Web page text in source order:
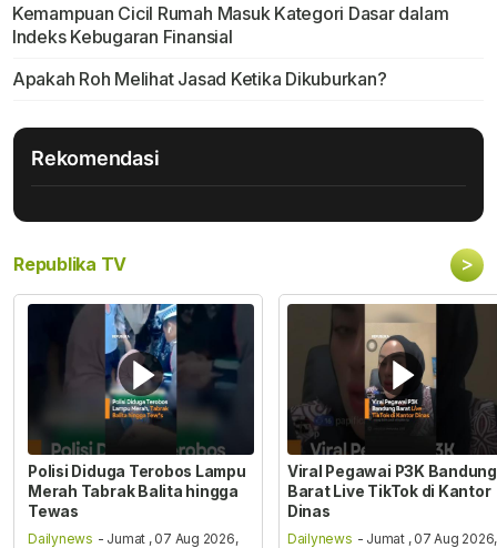
Kemampuan Cicil Rumah Masuk Kategori Dasar dalam
Indeks Kebugaran Finansial
Apakah Roh Melihat Jasad Ketika Dikuburkan?
Rekomendasi
Republika TV >
Polisi Diduga Terobos Lampu
Merah Tabrak Balita hingga
Tewas
Dailynews - Jumat , 07 Aug 2026,
Viral Pegawai P3K Bandung
Barat Live TikTok di Kantor
Dinas
Dailynews - Jumat , 07 Aug 2026,